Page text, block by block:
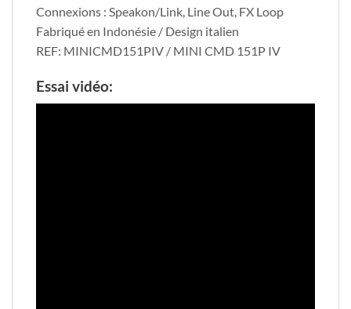
Connexions : Speakon/Link, Line Out, FX Loop
Fabriqué en Indonésie / Design italien
REF: MINICMD151PIV / MINI CMD 151P IV
Essai vidéo: